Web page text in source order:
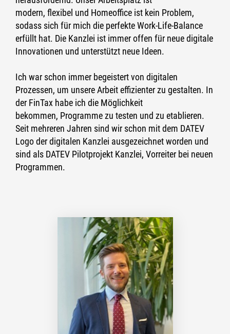
modern, flexibel und Homeoffice ist kein Problem,
sodass sich für mich die perfekte Work-Life-Balance
erfüllt hat. Die Kanzlei ist immer offen für neue digitale
Innovationen und unterstützt neue Ideen.
Ich war schon immer begeistert von digitalen
Prozessen, um unsere Arbeit effizienter zu gestalten. In
der FinTax habe ich die Möglichkeit
bekommen, Programme zu testen und zu etablieren.
Seit mehreren Jahren sind wir schon mit dem DATEV
Logo der digitalen Kanzlei ausgezeichnet worden und
sind als DATEV Pilotprojekt Kanzlei, Vorreiter bei neuen
Programmen.